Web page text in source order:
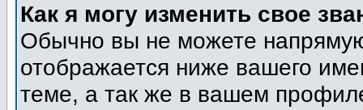
Как я могу изменить свое
Обычно вы не можете
отображается ниже вашего
теме, а так же в вашем